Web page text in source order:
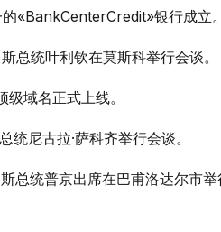
«BankCenterCredit»银行成立。
总统叶利钦在莫斯科举行会谈。
域名正式上线。
尼古拉·萨科齐举行会谈。
总统普京出席在巴甫洛达尔市